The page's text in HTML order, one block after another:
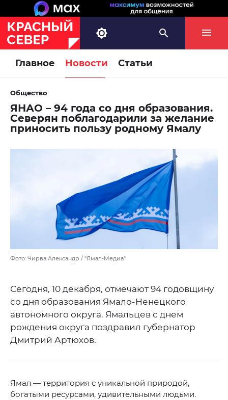
Главное Новости Статьи
Общество
ЯНАО – 94 года со дня образования.
Северян поблагодарили за желание
приносить пользу родному Ямалу
Фото: Чирва Александр / "Ямал-Медиа"
Сегодня, 10 декабря, отмечают 94 годовщину
со дня образования Ямало-Ненецкого
автономного округа. Ямальцев с днем
рождения округа поздравил губернатор
Дмитрий Артюхов.
Ямал — территория с уникальной природой,
богатыми ресурсами, удивительными людьми.